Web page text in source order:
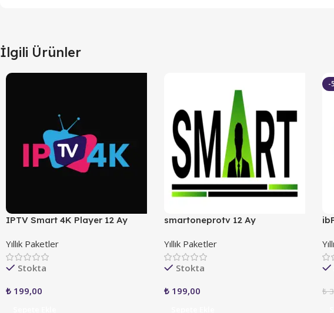
İlgili Ürünler
IPTV Smart 4K Player 12 Ay
Yıllık Paketler
Stokta
₺ 199,00
smartoneprotv 12 Ay
Yıllık Paketler
Stokta
₺199,00
-
₺